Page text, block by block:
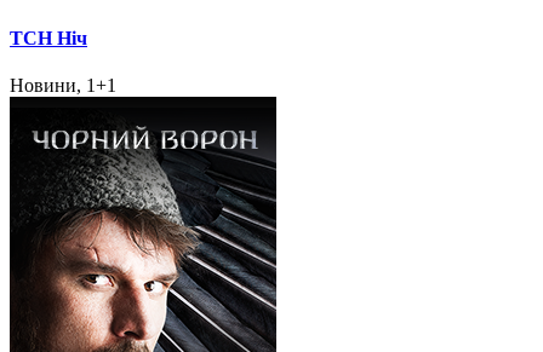
ТСН Ніч
Новини, 1+1